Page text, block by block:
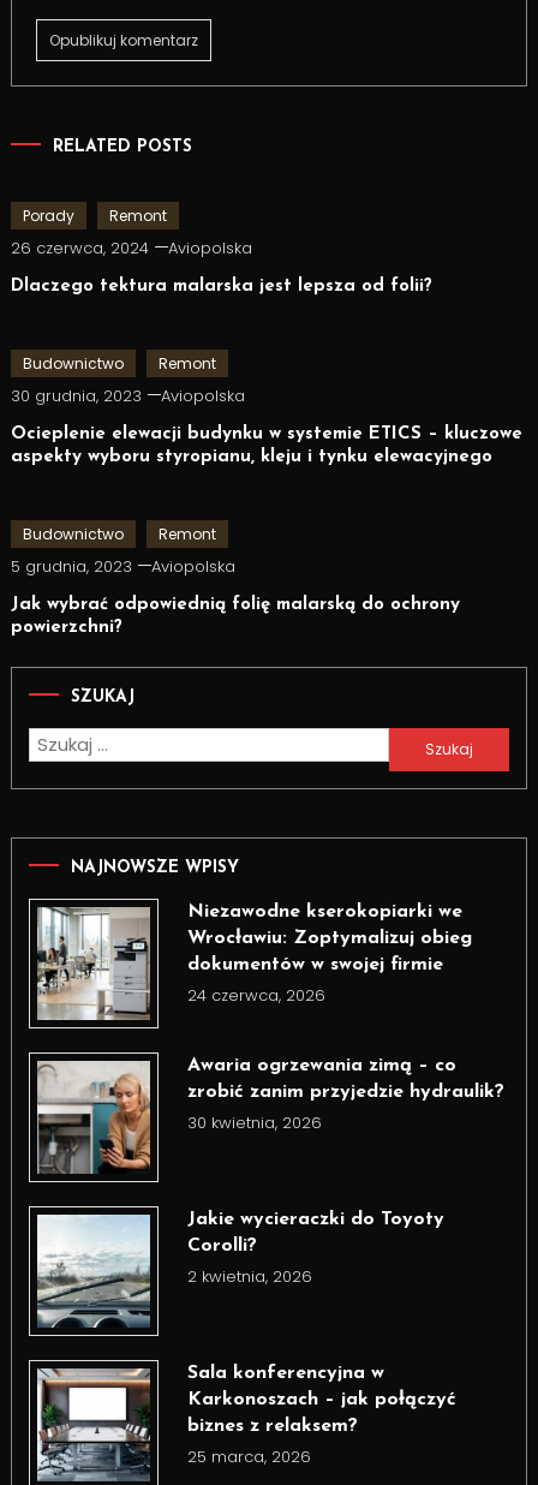
RELATED POSTS
Porady Remont
26 czerwca, 2024 Aviopolska
Dlaczego tektura malarska jest lepsza od folii?
Budownictwo Remont
30 grudnia, 2023 Aviopolska
Ocieplenie elewacji budynku w systemie ETICS – kluczowe
aspekty wyboru styropianu, kleju i tynku elewacyjnego
Budownictwo Remont
5 grudnia, 2023 Aviopolska
Jak wybrać odpowiednią folię malarską do ochrony
powierzchni?
SZUKAJ
Szukaj:
NAJNOWSZE WPISY
Niezawodne kserokopiarki we
Wrocławiu: Zoptymalizuj obieg
dokumentów w swojej firmie
24 czerwca, 2026
Awaria ogrzewania zimą – co
zrobić zanim przyjedzie hydraulik?
30 kwietnia, 2026
Jakie wycieraczki do Toyoty
Corolli?
2 kwietnia, 2026
Sala konferencyjna w
Karkonoszach – jak połączyć
biznes z relaksem?
25 marca, 2026